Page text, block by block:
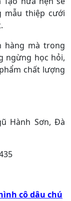
mẫu thiệp cưới
hàng mà trong
ngừng học hỏi,
chất lượng
Hành Sơn, Đà
cô dâu chú